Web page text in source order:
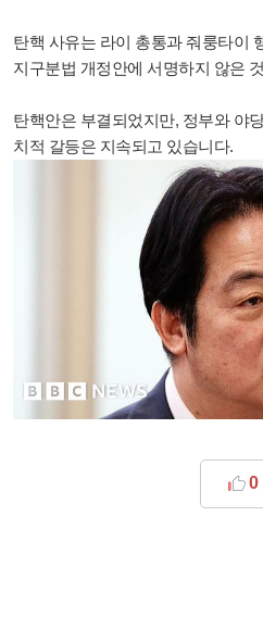
탄핵 사유는 라이 총통과 줘룽타이
지구분법 개정안에 서명하지 않은
탄핵안은 부결되었지만, 정부와 야
치적 갈등은 지속되고 있습니다.
0